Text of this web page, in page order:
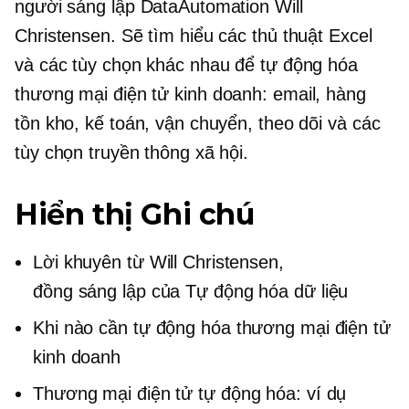
người sáng lập DataAutomation Will
Christensen. Sẽ tìm hiểu các thủ thuật Excel
và các tùy chọn khác nhau để tự động hóa
thương mại điện tử kinh doanh: email, hàng
tồn kho, kế toán, vận chuyển, theo dõi và các
tùy chọn truyền thông xã hội.
Hiển thị Ghi chú
Lời khuyên từ Will Christensen,
đồng sáng lậpcủa Tự động hóa dữ liệu
Khi nào cần tự động hóa thương mại điện tử
kinh doanh
Thương mại điện tử tự động hóa: ví dụ